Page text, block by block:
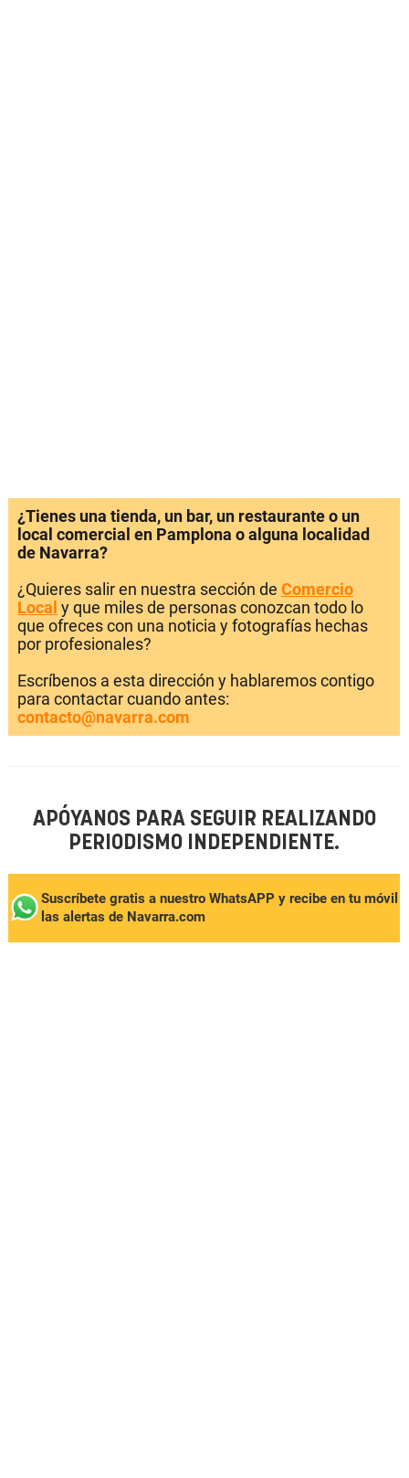
¿Tienes una tienda, un bar, un restaurante o un
local comercial en Pamplona o alguna localidad
de Navarra?
¿Quieres salir en nuestra sección de Comercio
Local y que miles de personas conozcan todo lo
que ofreces con una noticia y fotografías hechas
por profesionales?
Escríbenos a esta dirección y hablaremos contigo
para contactar cuando antes:
contacto@navarra.com
APÓYANOS PARA SEGUIR REALIZANDO
PERIODISMO INDEPENDIENTE.
Suscríbete gratis a nuestro WhatsAPP y recibe en tu móvil
las alertas de Navarra.com